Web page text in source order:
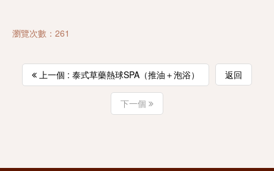
瀏覽次數：261
上一個 : 泰式草藥熱球SPA（推油＋泡浴） 返回
下一個